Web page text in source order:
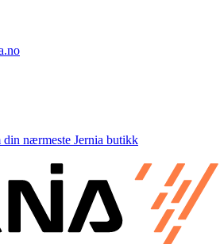
nærmeste Jernia butikk